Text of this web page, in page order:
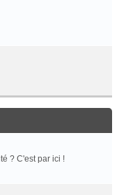
? C'est par ici !